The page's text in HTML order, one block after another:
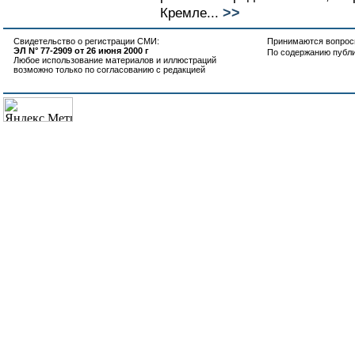
Кремле... >>
Свидетельство о регистрации СМИ:
ЭЛ N° 77-2909 от 26 июня 2000 г
Любое использование материалов и иллюстраций
возможно только по согласованию с редакцией
Принимаются
По содержанию